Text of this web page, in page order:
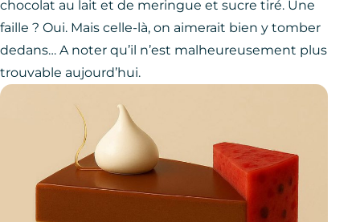
chocolat au lait et de meringue et sucre tiré. Une
faille ? Oui. Mais celle-là, on aimerait bien y tomber
dedans… A noter qu’il n’est malheureusement plus
trouvable aujourd’hui.